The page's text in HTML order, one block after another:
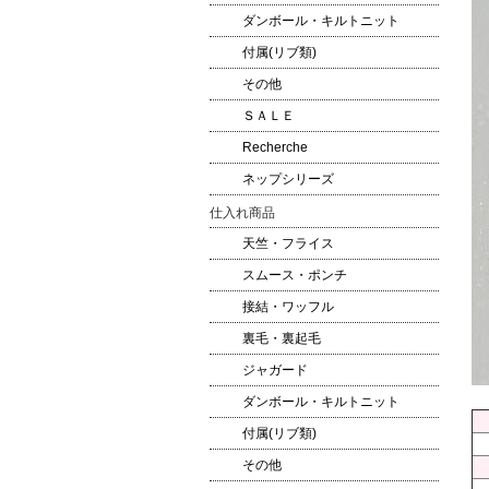
ダンボール・キルトニット
付属(リブ類)
その他
ＳＡＬＥ
Recherche
ネップシリーズ
仕入れ商品
天竺・フライス
スムース・ポンチ
接結・ワッフル
裏毛・裏起毛
ジャガード
ダンボール・キルトニット
付属(リブ類)
その他